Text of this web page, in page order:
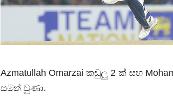
Azmatullah Omarzai කඩුලු 2 ක් සහ
සමත් වුණා.